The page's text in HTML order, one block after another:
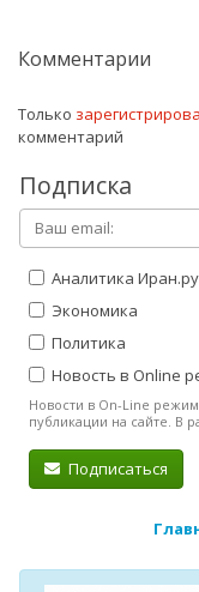
Комментарии
Только
комментарий
Подписка
Аналитика Иран.ру
Экономика
Политика
Новость в Online
Новости в On-Line
публикации на сайте. В
Подписаться